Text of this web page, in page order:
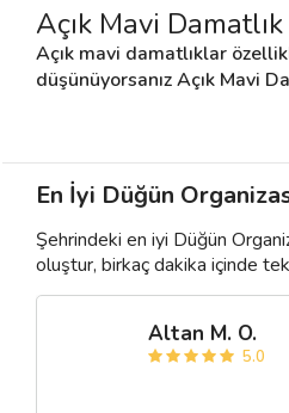
Açık Mavi
Açık mavi damatlıklar
düşünüyorsanız Açık Mavi
En İyi Düğün
Şehrindeki en iyi Düğün
oluştur, birkaç dakika içinde
Altan M. O.
5.0